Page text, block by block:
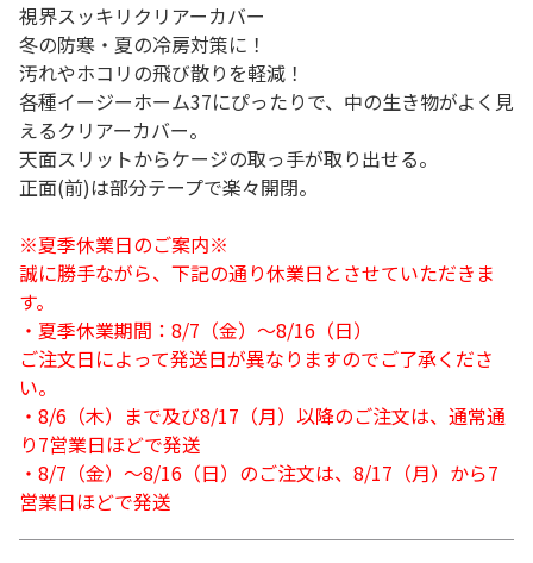
視界スッキリクリアーカバー
冬の防寒・夏の冷房対策に！
汚れやホコリの飛び散りを軽減！
各種イージーホーム37にぴったりで、中の生き物がよく見
えるクリアーカバー。
天面スリットからケージの取っ手が取り出せる。
正面(前)は部分テープで楽々開閉。
※夏季休業日のご案内※
誠に勝手ながら、下記の通り休業日とさせていただきま
す。
・夏季休業期間：8/7（金）～8/16（日）
ご注文日によって発送日が異なりますのでご了承くださ
い。
・8/6（木）まで及び8/17（月）以降のご注文は、通常通
り7営業日ほどで発送
・8/7（金）～8/16（日）のご注文は、8/17（月）から7
営業日ほどで発送